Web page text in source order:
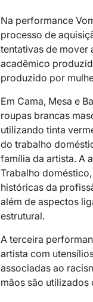
Na performance
processo de
tentativas de mover
acadêmico
produzido por
Em Cama, Mesa e
roupas brancas
utilizando tinta
do trabalho
família da artista. A
Trabalho
históricas da
além de aspectos
estrutural.
A terceira
artista com
associadas ao
mãos são utilizados